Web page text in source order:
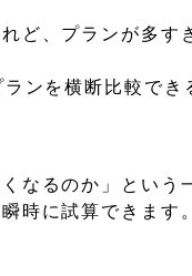
ど、プランが多す
ンを横断比較でき
なるのか」という
時に試算できます。